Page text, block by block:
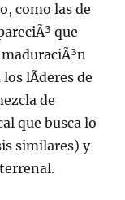
como las de
que
lÃ­deres de
de
que busca lo
similares) y